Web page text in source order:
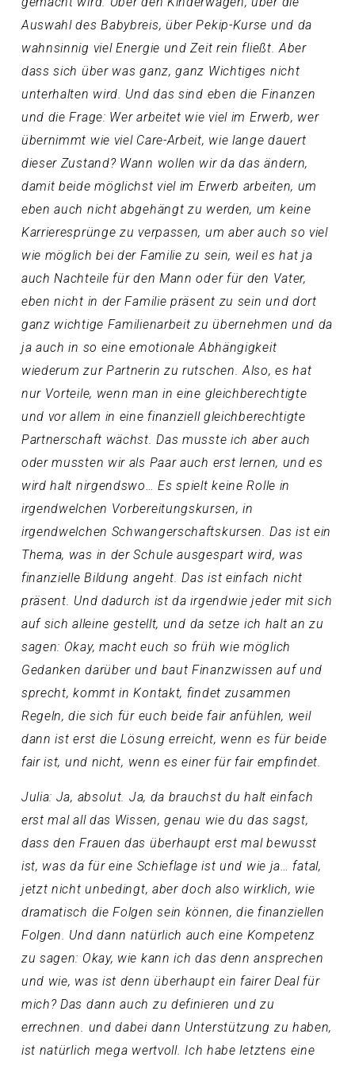
Auswahl des Babybreis, über Pekip-Kurse und da
wahnsinnig viel Energie und Zeit rein fließt. Aber
dass sich über was ganz, ganz Wichtiges nicht
unterhalten wird. Und das sind eben die Finanzen
und die Frage: Wer arbeitet wie viel im Erwerb, wer
übernimmt wie viel Care-Arbeit, wie lange dauert
dieser Zustand? Wann wollen wir da das ändern,
damit beide möglichst viel im Erwerb arbeiten, um
eben auch nicht abgehängt zu werden, um keine
Karrieresprünge zu verpassen, um aber auch so viel
wie möglich bei der Familie zu sein, weil es hat ja
auch Nachteile für den Mann oder für den Vater,
eben nicht in der Familie präsent zu sein und dort
ganz wichtige Familienarbeit zu übernehmen und da
ja auch in so eine emotionale Abhängigkeit
wiederum zur Partnerin zu rutschen. Also, es hat
nur Vorteile, wenn man in eine gleichberechtigte
und vor allem in eine finanziell gleichberechtigte
Partnerschaft wächst. Das musste ich aber auch
oder mussten wir als Paar auch erst lernen, und es
wird halt nirgendswo… Es spielt keine Rolle in
irgendwelchen Vorbereitungskursen, in
irgendwelchen Schwangerschaftskursen. Das ist ein
Thema, was in der Schule ausgespart wird, was
finanzielle Bildung angeht. Das ist einfach nicht
präsent. Und dadurch ist da irgendwie jeder mit sich
auf sich alleine gestellt, und da setze ich halt an zu
sagen: Okay, macht euch so früh wie möglich
Gedanken darüber und baut Finanzwissen auf und
sprecht, kommt in Kontakt, findet zusammen
Regeln, die sich für euch beide fair anfühlen, weil
dann ist erst die Lösung erreicht, wenn es für beide
fair ist, und nicht, wenn es einer für fair empfindet.
Julia: Ja, absolut. Ja, da brauchst du halt einfach
erst mal all das Wissen, genau wie du das sagst,
dass den Frauen das überhaupt erst mal bewusst
ist, was da für eine Schieflage ist und wie ja… fatal,
jetzt nicht unbedingt, aber doch also wirklich, wie
dramatisch die Folgen sein können, die finanziellen
Folgen. Und dann natürlich auch eine Kompetenz
zu sagen: Okay, wie kann ich das denn ansprechen
und wie, was ist denn überhaupt ein fairer Deal für
mich? Das dann auch zu definieren und zu
errechnen. und dabei dann Unterstützung zu haben,
ist natürlich mega wertvoll. Ich habe letztens eine